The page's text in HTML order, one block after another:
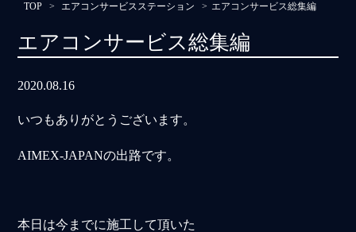
TOP エアコンサービスステーション エアコンサービス総集編
エアコンサービス総集編
2020.08.16
いつもありがとうございます。
AIMEX-JAPANの出路です。
本日は今までに施工して頂いた